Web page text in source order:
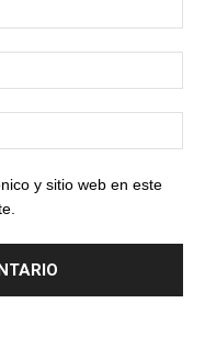
y sitio web en este